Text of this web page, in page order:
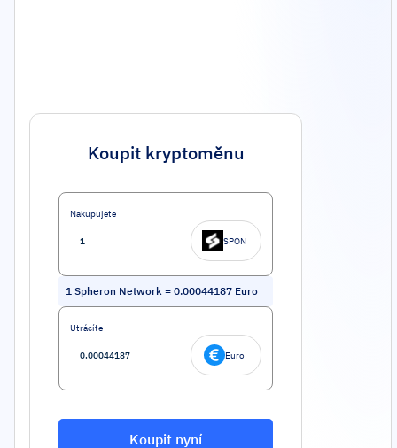
Koupit kryptoměnu
Nakupujete
SPON
1 Spheron Network = 0.00044187 Euro
Utrácíte
Euro
Koupit nyní